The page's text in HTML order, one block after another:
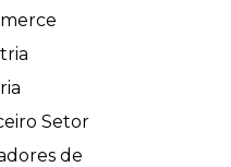
Setor
de